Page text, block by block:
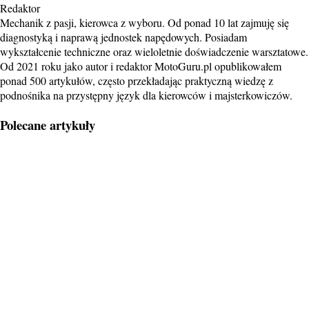
Redaktor
Mechanik z pasji, kierowca z wyboru. Od ponad 10 lat zajmuję się
diagnostyką i naprawą jednostek napędowych. Posiadam
wykształcenie techniczne oraz wieloletnie doświadczenie warsztatowe.
Od 2021 roku jako autor i redaktor MotoGuru.pl opublikowałem
ponad 500 artykułów, często przekładając praktyczną wiedzę z
podnośnika na przystępny język dla kierowców i majsterkowiczów.
Polecane artykuły